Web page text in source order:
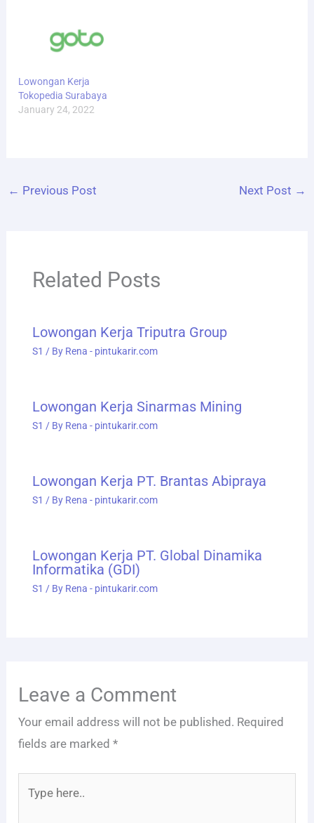
Lowongan Kerja
Tokopedia Surabaya
January 24, 2022
← Previous Post Next Post →
Related Posts
Lowongan Kerja Triputra Group
S1 / By Rena - pintukarir.com
Lowongan Kerja Sinarmas Mining
S1 / By Rena - pintukarir.com
Lowongan Kerja PT. Brantas Abipraya
S1 / By Rena - pintukarir.com
Lowongan Kerja PT. Global Dinamika
Informatika (GDI)
S1 / By Rena - pintukarir.com
Leave a Comment
Your email address will not be published. Required
fields are marked*